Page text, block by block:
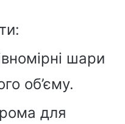
шари
об’єму.
для